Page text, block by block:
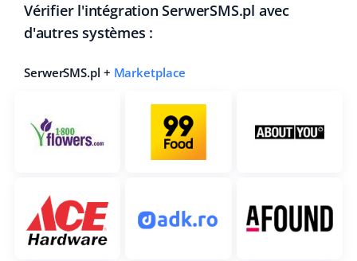
Vérifier l'intégration SerwerSMS.pl avec
d'autres systèmes :
SerwerSMS.pl + Marketplace